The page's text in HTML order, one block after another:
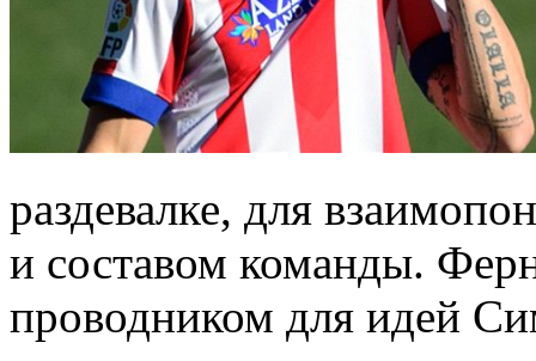
раздевалке, для
и составом команды.
проводником для идей